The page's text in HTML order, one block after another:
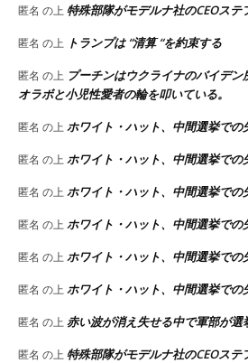
匿名 の上 特殊部隊がモデルナ社のCEOス
匿名 の上 トランプは “清算 “を約束する
匿名 の上 プーチンはウクライナのバイデ
オラボと小児性愛者の輪を叩いている。
匿名 の上 ホワイト・ハット、中間選挙での
匿名 の上 ホワイト・ハット、中間選挙での
匿名 の上 ホワイト・ハット、中間選挙での
匿名 の上 ホワイト・ハット、中間選挙での
匿名 の上 ホワイト・ハット、中間選挙での
匿名 の上 ホワイト・ハット、中間選挙での
匿名 の上 赤い波が消え失せる中で軍部が選
匿名 の上 特殊部隊がモデルナ社のCEOス